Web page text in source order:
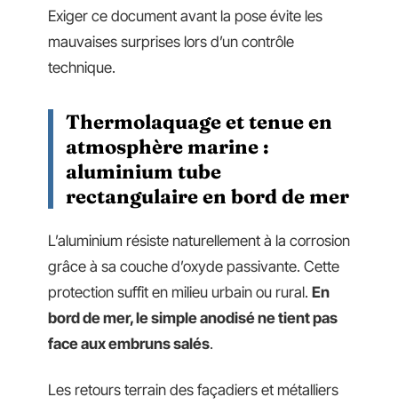
Exiger ce document avant la pose évite les
mauvaises surprises lors d’un contrôle
technique.
Thermolaquage et tenue en
atmosphère marine :
aluminium tube
rectangulaire en bord de mer
L’aluminium résiste naturellement à la corrosion
grâce à sa couche d’oxyde passivante. Cette
protection suffit en milieu urbain ou rural. En
bord de mer, le simple anodisé ne tient pas
face aux embruns salés.
Les retours terrain des façadiers et métalliers